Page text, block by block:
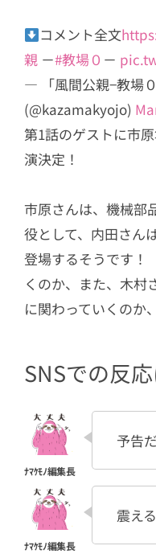
コメント全文
親 －#教場０ －
— 「風間公親−教場
(@kazamakyojo)
第1話のゲストに市
演決定！
市原さんは、機械部
役として、内田さん
登場するそうです
くのか、また、木村
に関わっていくのか
SNSでの反応
予告
震え